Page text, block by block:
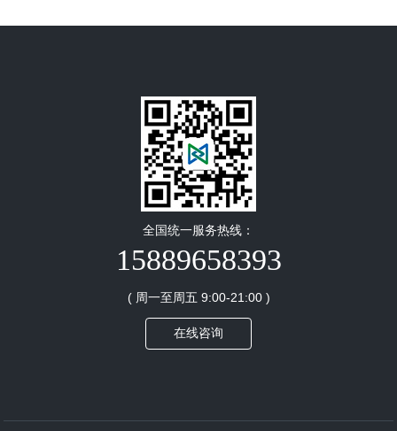
全国统一服务热线：
15889658393
( 周一至周五 9:00-21:00 )
在线咨询